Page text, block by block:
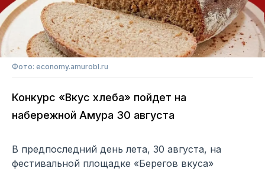
Фото: economy.amurobl.ru
Конкурс «Вкус хлеба» пойдет на
набережной Амура 30 августа
В предпоследний день лета, 30 августа, на
фестивальной площадке «Берегов вкуса»